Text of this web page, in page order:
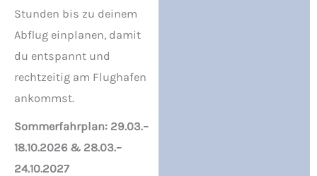
Stunden bis zu deinem
Abflug einplanen, damit
du entspannt und
rechtzeitig am Flughafen
ankommst.
Sommerfahrplan: 29.03.–
18.10.2026 & 28.03.–
24.10.2027